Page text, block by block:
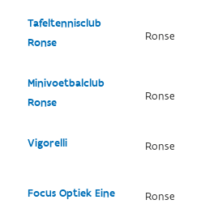
Tafeltennisclub
Ronse
Ronse
Minivoetbalclub
Ronse
Ronse
Vigorelli Ronse
Focus Optiek Eine Ronse